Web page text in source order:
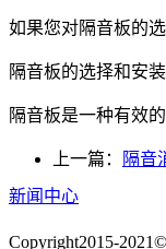
如果您对隔音板的
隔音板的选择和安
隔音板是一种有效
上一篇：
隔音
新闻中心
Copyright2015-